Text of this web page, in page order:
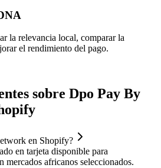
la relevancia local, comparar la
el rendimiento del pago.
sobre Dpo Pay By
en Shopify?
en tarjeta disponible para
mercados africanos seleccionados.